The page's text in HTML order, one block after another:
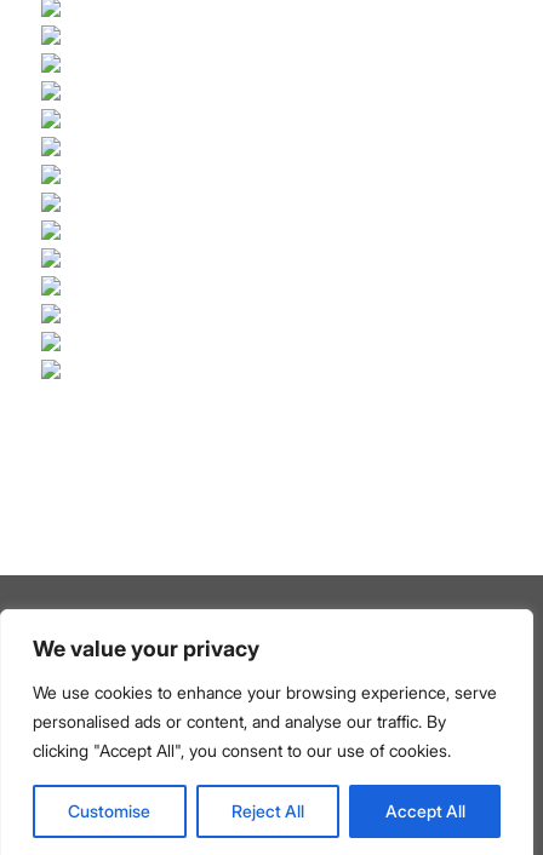
We value your privacy
We use cookies to enhance your browsing experience, serve
personalised ads or content, and analyse our traffic. By
clicking "Accept All", you consent to our use of cookies.
Customise Reject All Accept All
Mentions légales–Politique de confidentialité & Protection
Médiateur de la consommation et mentions légales du
Centre de Prestations de Services –Les barèmes
d’honoraires de l’agence
© Copyright 2026 FORTIS IMMO – Tous droits réservés